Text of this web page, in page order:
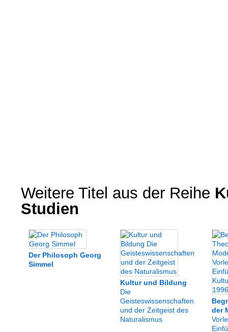
Weitere Titel aus der Reihe
Studien
Der Philosoph Georg
Simmel
Kultur und Bildung
Die
Geisteswissenschaften
und der Zeitgeist des
Naturalismus
der